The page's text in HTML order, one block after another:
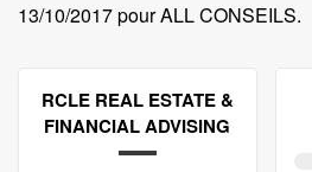
13/10/2017 pour ALL CONSEILS.
RCLE REAL ESTATE &
FINANCIAL ADVISING